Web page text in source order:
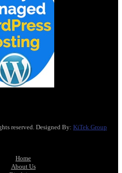
reserved. Designed By: KiTek Group
Home
About Us